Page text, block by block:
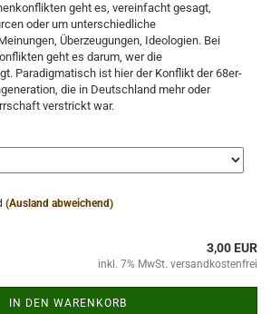
geht es, vereinfacht gesagt,
oder um unterschiedliche
Überzeugungen, Ideologien. Bei
geht es darum, wer die
Paradigmatisch ist hier der Konflikt der 68er-
die in Deutschland mehr oder
verstrickt war.
(Ausland abweichend)
3,00 EUR
inkl. 7% MwSt. versandkostenfrei
IN DEN WARENKORB